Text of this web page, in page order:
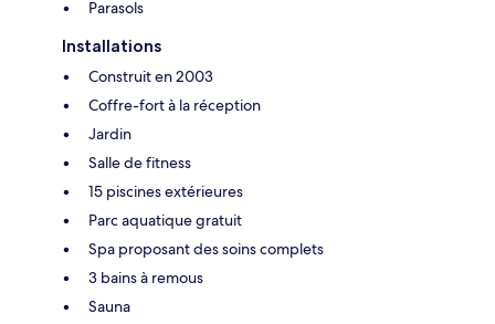
Parasols
Installations
Construit en 2003
Coffre-fort à la réception
Jardin
Salle de fitness
15 piscines extérieures
Parc aquatique gratuit
Spa proposant des soins complets
3 bains à remous
Sauna